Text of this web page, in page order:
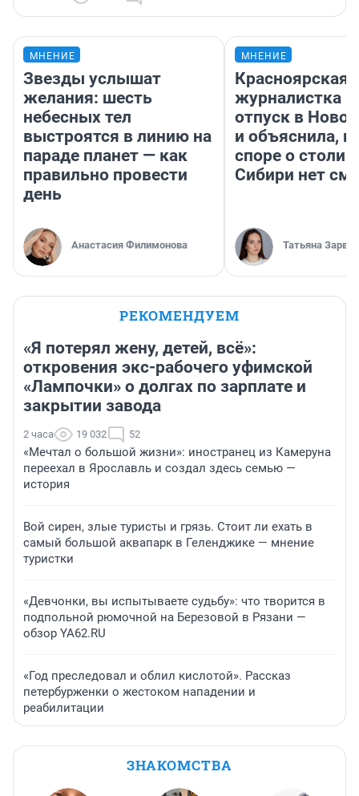
МНЕНИЕ
Звезды услышат
желания: шесть
небесных тел
выстроятся в линию на
параде планет — как
правильно провести
день
Анастасия Филимонова
МНЕНИЕ
Красноярская
журналистка
отпуск в
и объяснила,
споре о
Сибири нет
Татьяна Зарва
РЕКОМЕНДУЕМ
«Я потерял жену, детей, всё»:
откровения экс-рабочего уфимской
«Лампочки» о долгах по зарплате и
закрытии завода
2 часа 19 032 52
«Мечтал о большой жизни»: иностранец из Камеруна
переехал в Ярославль и создал здесь семью —
история
Вой сирен, злые туристы и грязь. Стоит ли ехать в
самый большой аквапарк в Геленджике — мнение
туристки
«Девчонки, вы испытываете судьбу»: что творится в
подпольной рюмочной на Березовой в Рязани —
обзор YA62.RU
«Год преследовал и облил кислотой». Рассказ
петербурженки о жестоком нападении и
реабилитации
ЗНАКОМСТВА